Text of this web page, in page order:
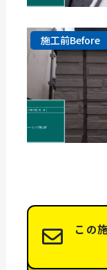
施工前Before
この